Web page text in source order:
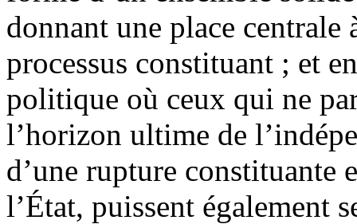
donnant une place centrale
processus constituant ; et
politique où ceux qui ne
l’horizon ultime de
d’une rupture constituante
l’État, puissent également